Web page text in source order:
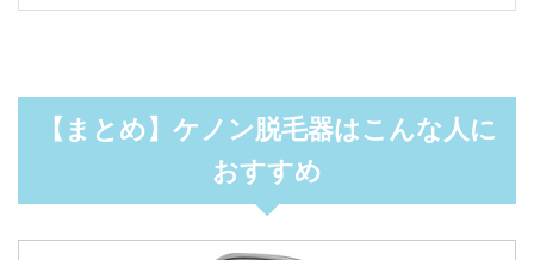
【まとめ】ケノン脱毛器はこんな人に
おすすめ